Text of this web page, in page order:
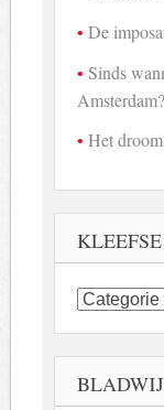
De
Sinds
Amsterdam?
Het
Kleefse
bedrijven
beeld